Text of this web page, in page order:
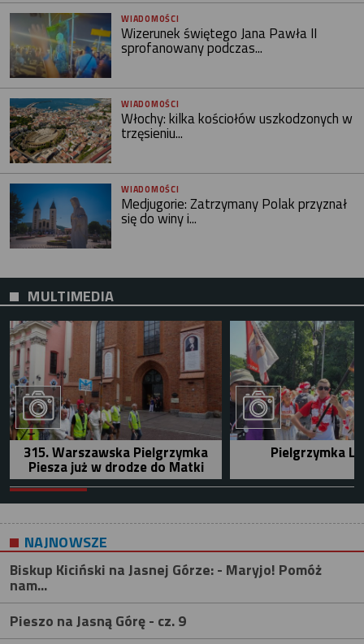
WIADOMOŚCI
Wizerunek świętego Jana Pawła II
sprofanowany podczas...
WIADOMOŚCI
Włochy: kilka kościołów uszkodzonych w
trzęsieniu...
WIADOMOŚCI
Medjugorie: Zatrzymany Polak przyznał
się do winy i...
MULTIMEDIA
315. Warszawska Pielgrzymka
Piesza już w drodze do Matki
Pielgrzymka
NAJNOWSZE
Biskup Kiciński na Jasnej Górze: - Maryjo! Pomóż
nam...
Pieszo na Jasną Górę - cz. 9